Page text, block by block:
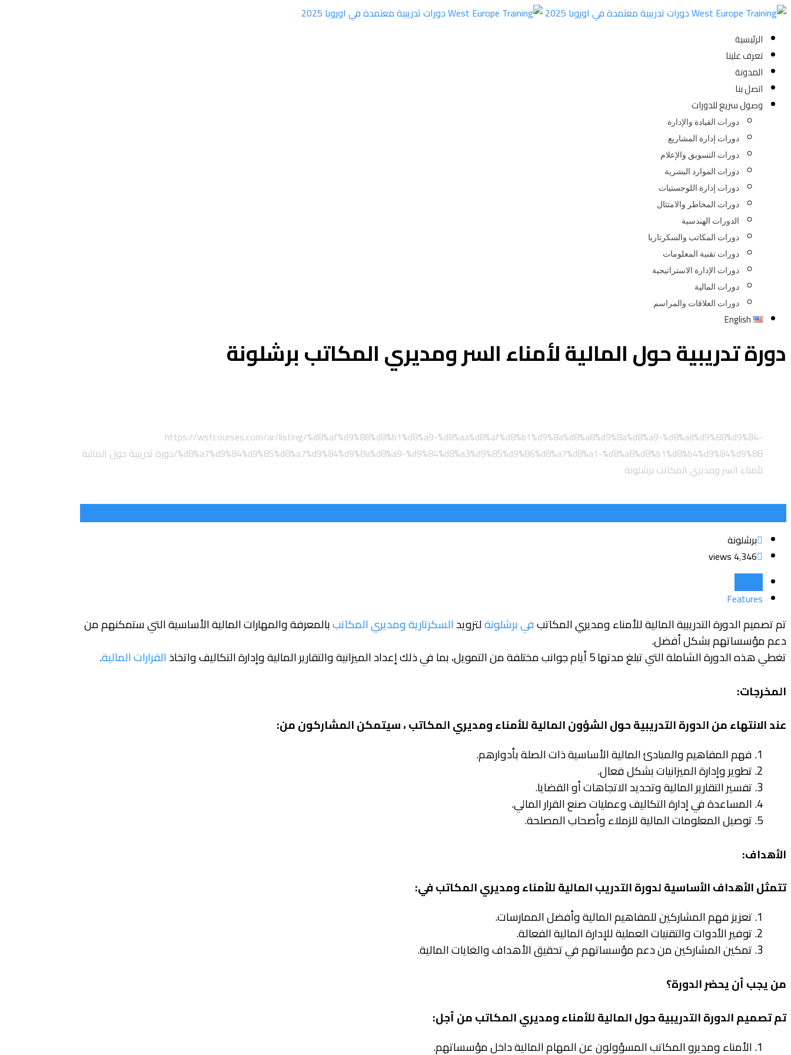
Skip
contentالرئيسية
تعرف علينا
المدونة
اتصل بنا
وصول سريع للدورات
دورات القيادة والإدارة
دورات إدارة المشاريع
دورات التسويق والإعلام
دورات الموارد البشرية
دورات إدارة اللوجستيات
دورات المخاطر والامتثال
الدورات الهندسية
دورات المكاتب والسكرتاريا
دورات تقنية المعلومات
دورات الإدارة الاستراتيجية
دورات المالية
دورات العلاقات والمراسم
English
دورة تدريبية حول المالية لأمناء السر ومديري المكاتب برشلونة
https://wstcourses.com/ar/listing/%d8%af%d9%88%d8%b1%d8%a9-%d8%aa%d8%af%d8%b1%d9%8a%d8%a8%d9%8a%d8%a9-%d8%ad%d9%88%d9%84-
%d8%a7%d9%84%d9%85%d8%a7%d9%84%d9%8a%d8%a9-%d9%84%d8%a3%d9%85%d9%86%d8%a7%d8%a1-%d8%a8%d8%b1%d8%b4%d9%84%d9%88/ دورة تدريبية حول المالية
لأمناء السر ومديري المكاتب برشلونة
€4,100
برشلونة
4٬346 views
Features
تم تصميم الدورة التدريبية المالية للأمناء ومديري المكاتبفي برشلونةلتزويدالسكرتارية ومديري المكاتببالمعرفة والمهارات المالية الأساسية التي ستمكنهم من
دعم مؤسساتهم بشكل أفضل.
تغطي هذه الدورة الشاملة التي تبلغ مدتها 5 أيام جوانب مختلفة من التمويل، بما في ذلك إعداد الميزانية والتقارير المالية وإدارة التكاليف واتخاذ
القرارات المالية.
المخرجات:
عند الانتهاء من الدورة التدريبية حول الشؤون المالية للأمناء ومديري المكاتب ، سيتمكن المشاركون من:
1. فهم المفاهيم والمبادئ المالية الأساسية ذات الصلة بأدوارهم.
2. تطوير وإدارة الميزانيات بشكل فعال.
3. تفسير التقارير المالية وتحديد الاتجاهات أو القضايا.
4. المساعدة في إدارة التكاليف وعمليات صنع القرار المالي.
5. توصيل المعلومات المالية للزملاء وأصحاب المصلحة.
الأهداف:
تتمثل الأهداف الأساسية لدورة التدريب المالية للأمناء ومديري المكاتب في:
1. تعزيز فهم المشاركين للمفاهيم المالية وأفضل الممارسات.
2. توفير الأدوات والتقنيات العملية للإدارة المالية الفعالة.
3. تمكين المشاركين من دعم مؤسساتهم في تحقيق الأهداف والغايات المالية.
من يجب أن يحضر الدورة؟
تم تصميم الدورة التدريبية حول المالية للأمناء ومديري المكاتب من أجل:
1. الأمناء ومديرو المكاتب المسؤولون عن المهام المالية داخل مؤسساتهم.